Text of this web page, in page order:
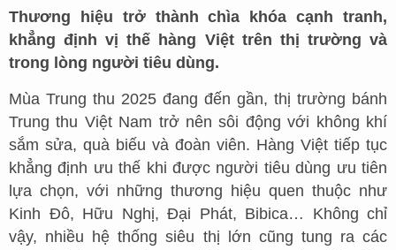
Thương hiệu trở thành chìa khóa cạnh tranh,
khẳng định vị thế hàng Việt trên thị trường và
trong lòng người tiêu dùng.
Mùa Trung thu 2025 đang đến gần, thị trường bánh
Trung thu Việt Nam trở nên sôi động với không khí
sắm sửa, quà biếu và đoàn viên. Hàng Việt tiếp tục
khẳng định ưu thế khi được người tiêu dùng ưu tiên
lựa chọn, với những thương hiệu quen thuộc như
Kinh Đô, Hữu Nghị, Đại Phát, Bibica… Không chỉ
vậy, nhiều hệ thống siêu thị lớn cũng tung ra các